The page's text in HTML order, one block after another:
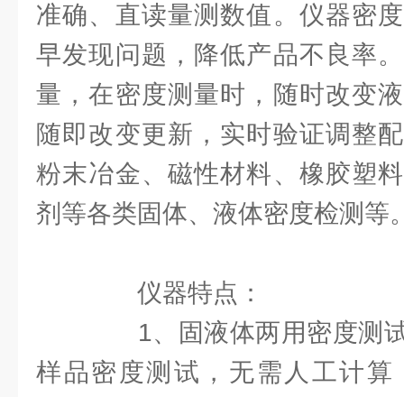
准确、直读量测数值。仪器密
早发现问题，降低产品不良率
量，在密度测量时，随时改变
随即改变更新，实时验证调整
粉末冶金、磁性材料、橡胶塑
剂等各类固体、液体密度检测等
仪器特点：
1、固液体两用密度测试
样品密度测试，无需人工计算